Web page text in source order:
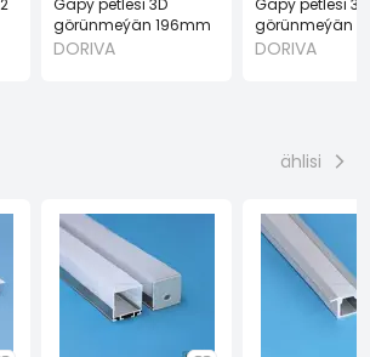
Gapy petlesi 3D
görünmeýän 196mm
gara
DORIVA
Gapy petlesi 3D
görünmeýän
40 KG gara
DORIVA
ählisi